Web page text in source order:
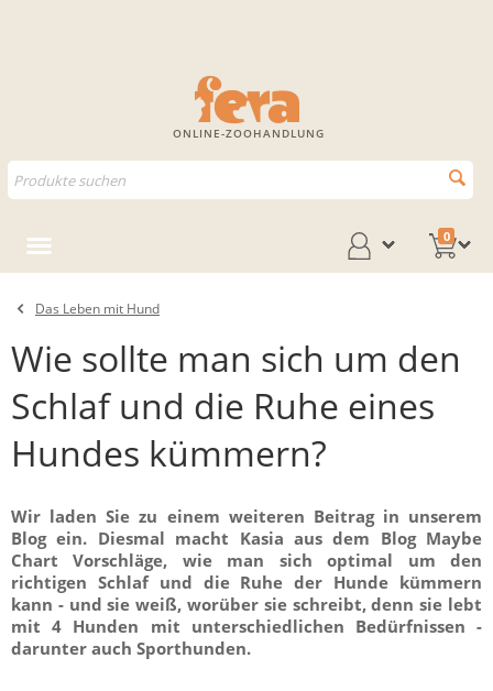
ONLINE-ZOOHANDLUNG
0
Das Leben mit Hund
Wie sollte man sich um den
Schlaf und die Ruhe eines
Hundes kümmern?
Wir laden Sie zu einem weiteren Beitrag in unserem
Blog ein. Diesmal macht Kasia aus dem Blog Maybe
Chart Vorschläge, wie man sich optimal um den
richtigen Schlaf und die Ruhe der Hunde kümmern
kann - und sie weiß, worüber sie schreibt, denn sie lebt
mit 4 Hunden mit unterschiedlichen Bedürfnissen -
darunter auch Sporthunden.